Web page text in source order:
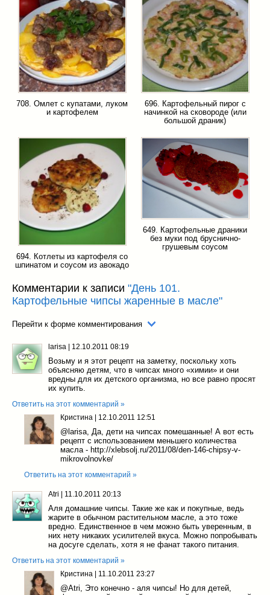
708. Омлет с купатами, луком
и картофелем
696. Картофельный пирог с
начинкой на сковороде (или
большой драник)
694. Котлеты из картофеля со
шпинатом и соусом из авокадо
649. Картофельные драники
без муки под бруснично-
грушевым соусом
Комментарии к записи "День 101.
Картофельные чипсы жаренные в масле"
Перейти к форме комментирования
larisa | 12.10.2011 08:19
Возьму и я этот рецепт на заметку, поскольку хоть
объясняю детям, что в чипсах много «химии» и они
вредны для их детского организма, но все равно просят
их купить.
Ответить на этот комментарий »
Кристина | 12.10.2011 12:51
@larisa , Да, дети на чипсах помешанные! А вот есть
рецепт с использованием меньшего количества
масла - http://xlebsolj.ru/2011/08/den-146-chipsy-v-
mikrovolnovke/
Ответить на этот комментарий »
Atri | 11.10.2011 20:13
Аля домашние чипсы. Такие же как и покупные, ведь
жарите в обычном растительном масле, а это тоже
вредно. Единственное в чем можно быть уверенным, в
них нету никаких усилителей вкуса. Можно попробывать
на досуге сделать, хотя я не фанат такого питания.
Ответить на этот комментарий »
Кристина | 11.10.2011 23:27
@Atri , Это конечно - аля чипсы! Но для детей,